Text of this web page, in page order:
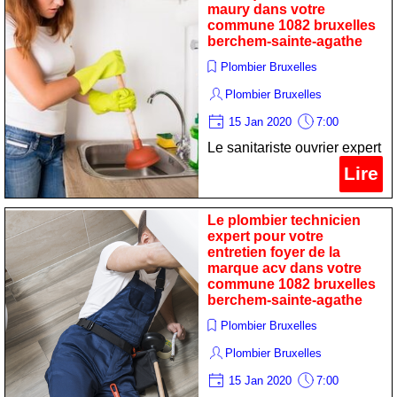
maury dans votre
commune 1082 bruxelles
berchem-sainte-agathe
Plombier Bruxelles
Plombier Bruxelles
15 Jan 2020 7:00
Le sanitariste ouvrier expert
pour votre maintenance
calorifère de la marque
chaffoteaux et maury dans
votre commune 1082
bruxelles berchem-sainte-
agathe
Lire
Le plombier technicien
expert pour votre
entretien foyer de la
marque acv dans votre
commune 1082 bruxelles
berchem-sainte-agathe
Plombier Bruxelles
Plombier Bruxelles
15 Jan 2020 7:00